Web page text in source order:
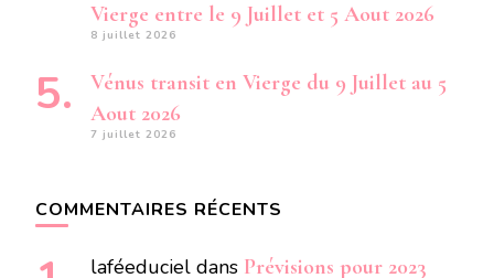
Vierge entre le 9 Juillet et 5 Aout 2026
8 juillet 2026
Vénus transit en Vierge du 9 Juillet au 5
Aout 2026
7 juillet 2026
COMMENTAIRES RÉCENTS
laféeduciel dans Prévisions pour 2023